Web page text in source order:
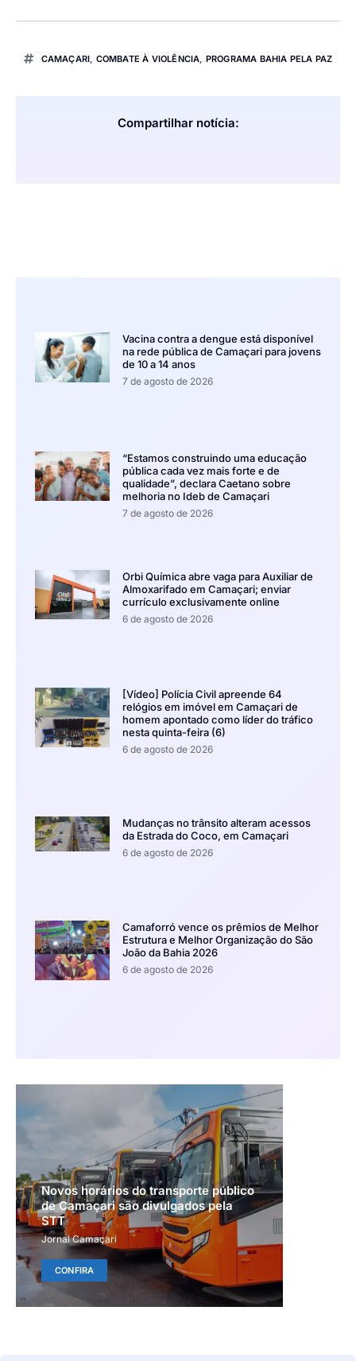
CAMAÇARI COMBATE À VIOLÊNCIA PROGRAMA BAHIA PELA PAZ
Compartilhar notícia:
Vacina contra a dengue está disponível
na rede pública de Camaçari para jovens
de 10 a 14 anos
7 de agosto de 2026
“Estamos construindo uma educação
pública cada vez mais forte e de
qualidade”, declara Caetano sobre
melhoria no Ideb de Camaçari
7 de agosto de 2026
Orbi Química abre vaga para Auxiliar de
Almoxarifado em Camaçari; enviar
currículo exclusivamente online
6 de agosto de 2026
[Vídeo] Polícia Civil apreende 64
relógios em imóvel em Camaçari de
homem apontado como líder do tráfico
nesta quinta-feira (6)
6 de agosto de 2026
Mudanças no trânsito alteram acessos
da Estrada do Coco, em Camaçari
6 de agosto de 2026
Camaforró vence os prêmios de Melhor
Estrutura e Melhor Organização do São
João da Bahia 2026
6 de agosto de 2026
Novos horários do transporte público
de Camaçari são divulgados pela
STT
Jornal Camaçari
CONFIRA